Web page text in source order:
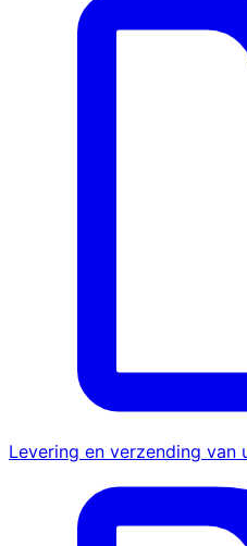
Levering en verzending van